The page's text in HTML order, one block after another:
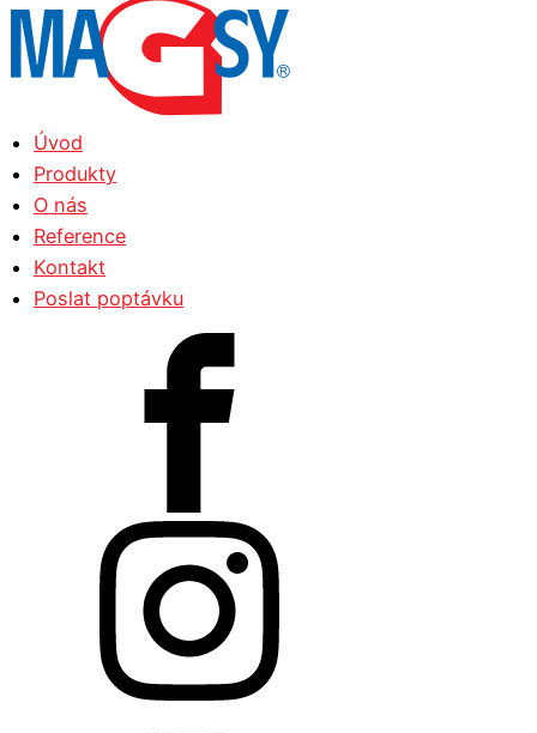
Úvod
Produkty
O nás
Reference
Kontakt
Poslat poptávku